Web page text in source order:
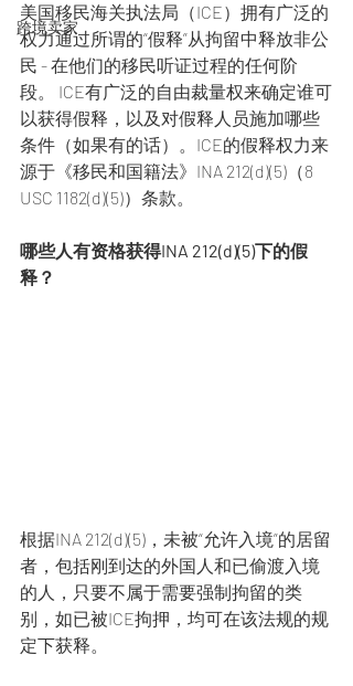
跨境卖家
美国移民海关执法局（ICE）拥有广泛的
权力通过所谓的“假释”从拘留中释放非公
民 - 在他们的移民听证过程的任何阶
段。 ICE有广泛的自由裁量权来确定谁可
以获得假释，以及对假释人员施加哪些
条件（如果有的话）。ICE的假释权力来
源于《移民和国籍法》INA 212(d)(5)（8
USC 1182(d)(5)）条款。
哪些人有资格获得INA 212(d)(5)下的假
释？
根据INA 212(d)(5)，未被“允许入境”的居留
者，包括刚到达的外国人和已偷渡入境
的人，只要不属于需要强制拘留的类
别，如已被ICE拘押，均可在该法规的规
定下获释。